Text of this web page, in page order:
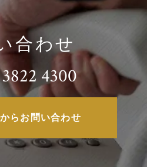
合わせ
4300
らお問い合わせ